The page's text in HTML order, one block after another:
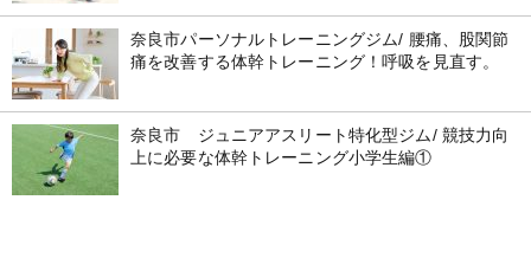
奈良市パーソナルトレーニングジム/ 腰痛、股関節
痛を改善する体幹トレーニング！呼吸を見直す。
奈良市 ジュニアアスリート特化型ジム/ 競技力向
上に必要な体幹トレーニング小学生編①